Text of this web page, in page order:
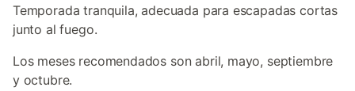
Temporada tranquila, adecuada para escapadas cortas
junto al fuego.
Los meses recomendados son abril, mayo, septiembre
y octubre.